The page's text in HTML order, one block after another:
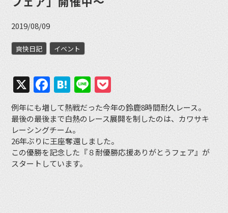
2019/08/09
爽快日記 イベント
X Facebook
Hatena
Line
例年にも増して熱戦だった今年の鈴鹿8時間耐久レース。
最後の最後まで白熱のレース展開を制したのは、カワサキ
レーシングチーム。
26年ぶりに王座奪還しました。
この優勝を記念した『８耐優勝応援ありがとうフェア』が
スタートしています。